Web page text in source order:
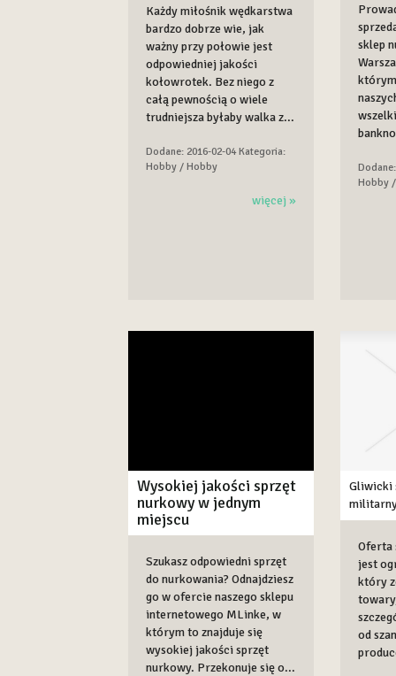
Każdy miłośnik wędkarstwa
bardzo dobrze wie, jak
ważny przy połowie jest
odpowiedniej jakości
kołowrotek. Bez niego z
całą pewnością o wiele
trudniejsza byłaby walka z...
Dodane: 2016-02-04 Kategoria:
Hobby / Hobby
więcej »
sklep
Hobby
Wysokiej jakości sprzęt
nurkowy w jednym
miejscu
Szukasz odpowiedni sprzęt
do nurkowania? Odnajdziesz
go w ofercie naszego sklepu
internetowego MLinke, w
którym to znajduje się
wysokiej jakości sprzęt
nurkowy. Przekonuje się o...
Gliwicki
Oferta
jest
który
od